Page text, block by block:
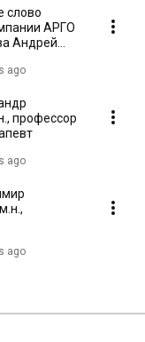
слово
АРГО
Андрей
ago
профессор
ago
ago